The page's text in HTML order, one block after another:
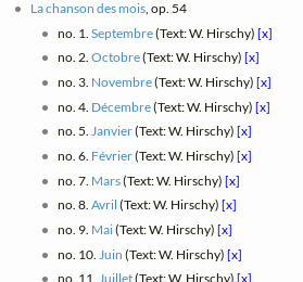
La chanson des mois , op. 54
no. 1. Septembre(Text: W. Hirschy) [x]
no. 2. Octobre(Text: W. Hirschy) [x]
no. 3. Novembre(Text: W. Hirschy) [x]
no. 4. Décembre(Text: W. Hirschy) [x]
no. 5. Janvier(Text: W. Hirschy) [x]
no. 6. Février(Text: W. Hirschy) [x]
no. 7. Mars(Text: W. Hirschy) [x]
no. 8. Avril (Text: W. Hirschy) [x]
no. 9. Mai(Text: W. Hirschy) [x]
no. 10. Juin (Text: W. Hirschy) [x]
no. 11. Juillet(Text: W. Hirschy) [x]